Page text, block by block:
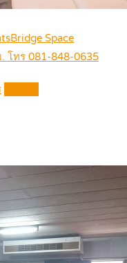
Space
โทร 081-848-0635